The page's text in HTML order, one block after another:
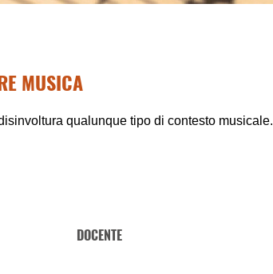
MUSICA
qualunque tipo di contesto musicale.
DOCENTE